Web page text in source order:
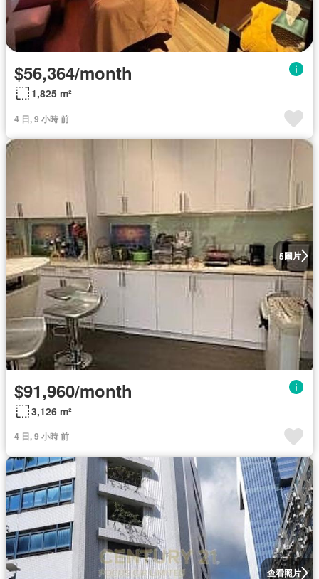
$56,364/month
1,825 m²
4 日, 9 小時 前
5圖片
$91,960/month
3,126 m²
4 日, 9 小時 前
查看照片